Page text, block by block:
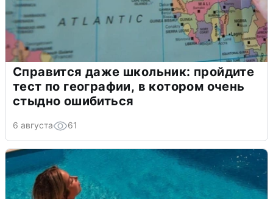
Справится даже школьник: пройдите
тест по географии, в котором очень
стыдно ошибиться
6 августа 61